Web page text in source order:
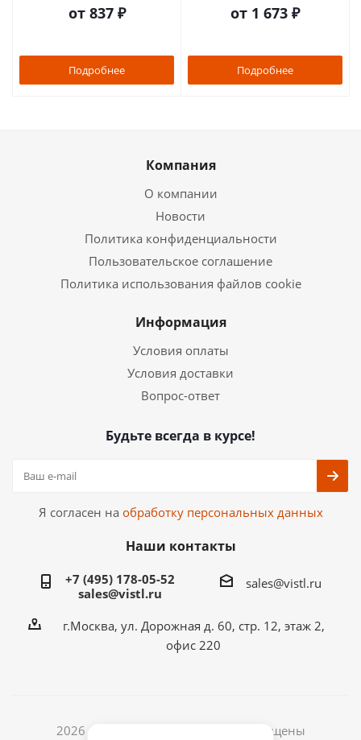
от 837 ₽
Подробнее
от 1 673 ₽
Подробнее
Компания
О компании
Новости
Политика конфиденциальности
Пользовательское соглашение
Политика использования файлов cookie
Информация
Условия оплаты
Условия доставки
Вопрос-ответ
Будьте всегда в курсе!
Я согласен на обработку персональных данных
Наши контакты
+7 (495) 178-05-52
sales@vistl.ru
sales@vistl.ru
г.Москва, ул. Дорожная д. 60, стр. 12, этаж 2,
офис 220
2026 © ООО ВИСТЛ. Все права защищены